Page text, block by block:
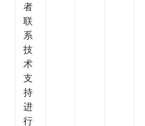
者
联
系
技
术
支
持
进
行